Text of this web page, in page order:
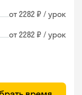
от 2282 ₽ / урок
от 2282 ₽ / урок